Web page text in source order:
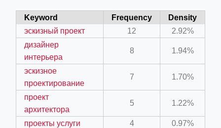
Keyword Frequency
Density
эскизный проект
12
2.92%
дизайнер
интерьера
8 1.94%
эскизное
проектирование
7 1.70%
проект
архитектора
5 1.22%
проекты услуги 4
0.97%